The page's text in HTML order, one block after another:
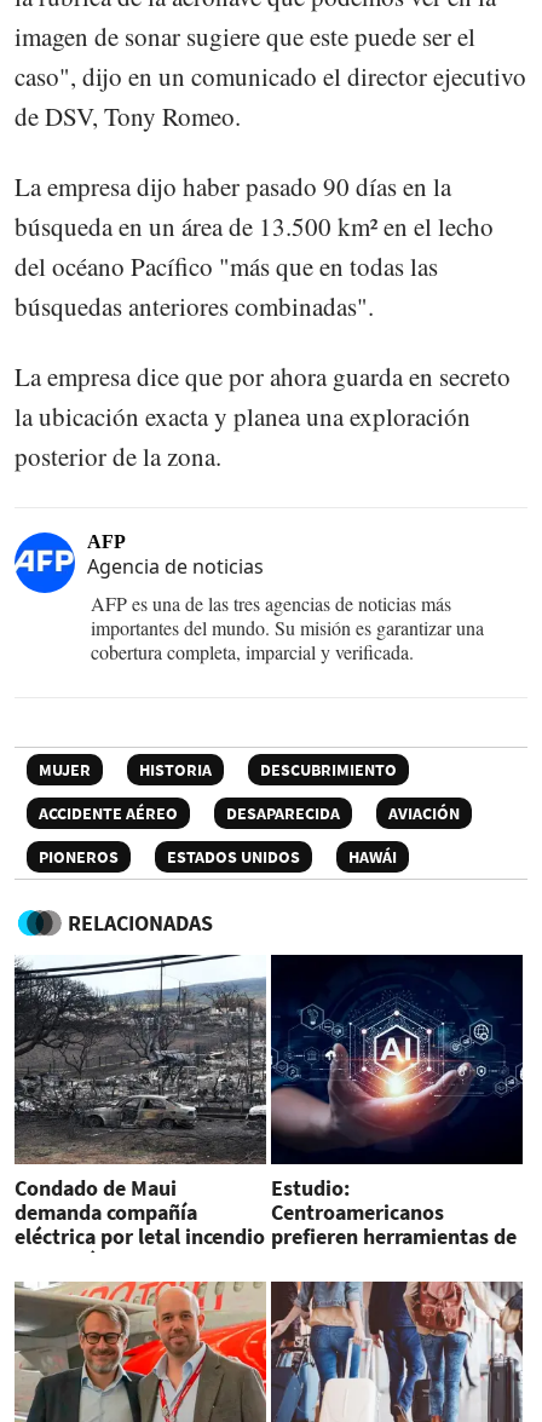
imagen de sonar sugiere que este puede ser el
caso", dijo en un comunicado el director ejecutivo
de DSV, Tony Romeo.
La empresa dijo haber pasado 90 días en la
búsqueda en un área de 13.500 km² en el lecho
del océano Pacífico "más que en todas las
búsquedas anteriores combinadas".
La empresa dice que por ahora guarda en secreto
la ubicación exacta y planea una exploración
posterior de la zona.
AFP
Agencia de noticias
AFP es una de las tres agencias de noticias más
importantes del mundo. Su misión es garantizar una
cobertura completa, imparcial y verificada.
MUJER HISTORIA
DESCUBRIMIENTO
ACCIDENTE AÉREO
DESAPARECIDA
AVIACIÓN
PIONEROS
ESTADOS UNIDOS HAWÁI
RELACIONADAS
Condado de Maui
demanda compañía
eléctrica por letal incendio
en Hawái
Estudio:
Centroamericanos
prefieren herramientas de
texto